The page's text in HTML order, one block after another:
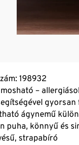
198932
–
ágynemű
puha, könnyű és
strapabíró